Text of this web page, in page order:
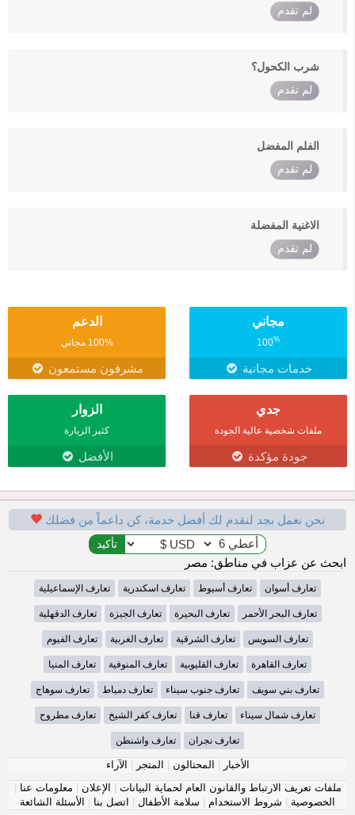
لم تقدم
شرب الكحول؟
لم تقدم
الفلم المفضل
لم تقدم
الاغنية المفضلة
لم تقدم
مجاني
100%
خدمات مجانية
الدعم
100% مجاني
مشرفون مستمعون
جدي
ملفات شخصية عالية الجودة
جودة مؤكدة
الزوار
كثير الزيارة
الأفضل
نحن نعمل بجد لنقدم لك أفضل خدمة، كن داعماً من فضلك
ابحث عن عزاب في مناطق: مصر
تعارف أسوان تعارف أسيوط تعارف اسكندرية تعارف الإسماعيلية
تعارف البحر الأحمر تعارف البحيرة تعارف الجيزة تعارف الدقهلية
تعارف السويس تعارف الشرقية تعارف الغربية تعارف الفيوم
تعارف القاهرة تعارف القليوبية تعارف المنوفية تعارف المنيا
تعارف بني سويف تعارف جنوب سيناء تعارف دمياط تعارف سوهاج
تعارف شمال سيناء تعارف قنا تعارف كفر الشيخ تعارف مطروح
تعارف نجران تعارف واشنطن
الأخبار | المحتالون | المتجر | الآراء
ملفات تعريف الارتباط والقانون العام لحماية البيانات | الإعلان | معلومات عنا |
الخصوصية | شروط الاستخدام | سلامة الأطفال | اتصل بنا | الأسئلة الشائعة